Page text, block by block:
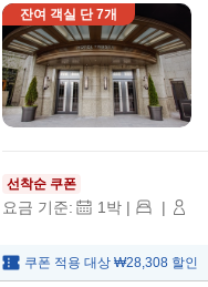
잔여 객실 단7개
선착순 쿠폰
요금 기준: 1박 | |
쿠폰 적용 대상 ₩28,308 할인